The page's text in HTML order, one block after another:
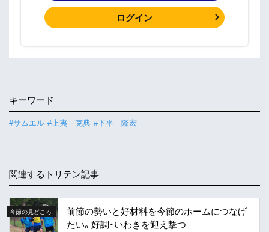
ログイン
キーワード
#サムエル #上夷 克典 #下平 隆宏
関連するトリテン記事
今節の見どころ
前節の勢いと好材料を今節のホームにつなげ
たい。好調・いわきを迎え撃つ